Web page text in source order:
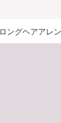
ロングヘアアレ